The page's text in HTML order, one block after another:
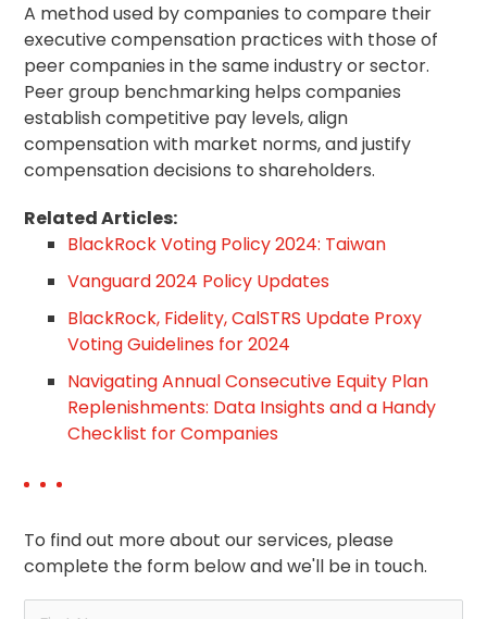
A method used by companies to compare their
executive compensation practices with those of
peer companies in the same industry or sector.
Peer group benchmarking helps companies
establish competitive pay levels, align
compensation with market norms, and justify
compensation decisions to shareholders.
Related Articles:
BlackRock Voting Policy 2024: Taiwan
Vanguard 2024 Policy Updates
BlackRock, Fidelity, CalSTRS Update Proxy
Voting Guidelines for 2024
Navigating Annual Consecutive Equity Plan
Replenishments: Data Insights and a Handy
Checklist for Companies
To find out more about our services, please
complete the form below and we'll be in touch.